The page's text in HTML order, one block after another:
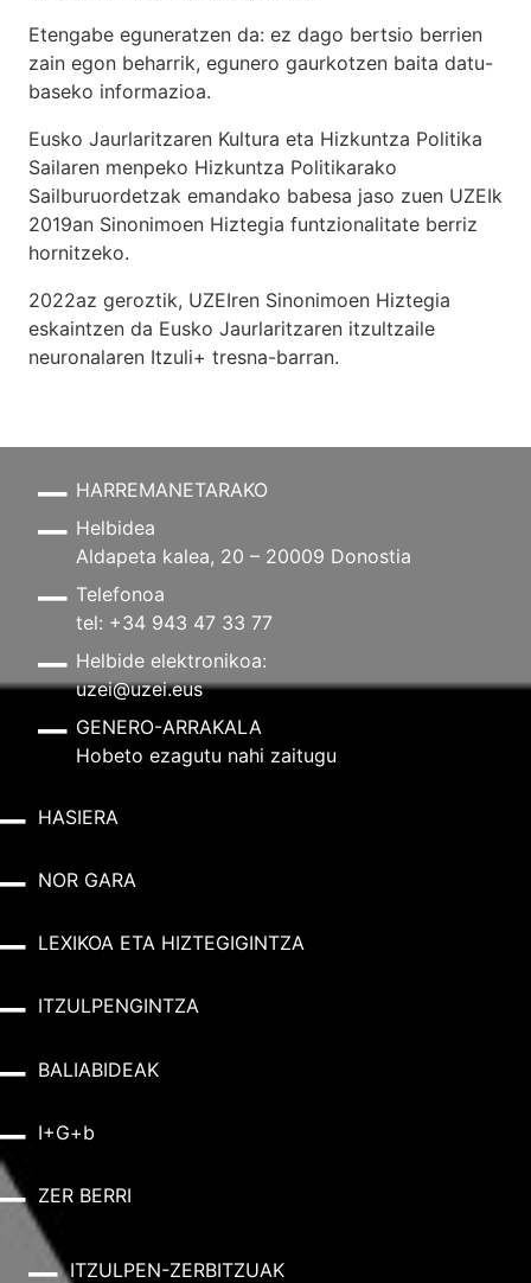
Etengabe eguneratzen da: ez dago bertsio berrien
zain egon beharrik, egunero gaurkotzen baita datu-
baseko informazioa.
Eusko Jaurlaritzaren Kultura eta Hizkuntza Politika
Sailaren menpeko Hizkuntza Politikarako
Sailburuordetzak emandako babesa jaso zuen UZEIk
2019an Sinonimoen Hiztegia funtzionalitate berriz
hornitzeko.
2022az geroztik, UZEIren Sinonimoen Hiztegia
eskaintzen da Eusko Jaurlaritzaren itzultzaile
neuronalaren Itzuli+ tresna-barran.
HARREMANETARAKO
Helbidea
Aldapeta kalea, 20 – 20009 Donostia
Telefonoa
tel: +34 943 47 33 77
Helbide elektronikoa:
uzei@uzei.eus
GENERO-ARRAKALA
Hobeto ezagutu nahi zaitugu
HASIERA
NOR GARA
LEXIKOA ETA HIZTEGIGINTZA
ITZULPENGINTZA
BALIABIDEAK
I+G+b
ZER BERRI
ITZULPEN-ZERBITZUAK